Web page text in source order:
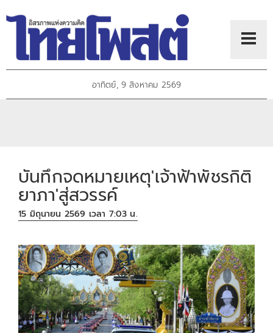
อาทิตย์, 9 สิงหาคม 2569
บันทึกจดหมายเหตุ'เจ้าฟ้าพัชรกิติ
ยาภา'สู่สวรรค์
15 มิถุนายน 2569 เวลา 7:03 น.